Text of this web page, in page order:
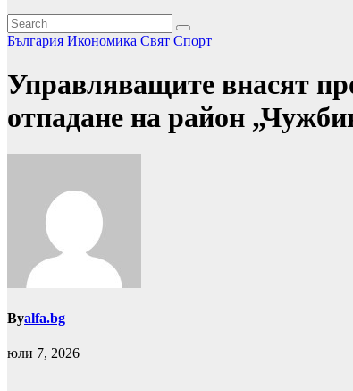
България Икономика Свят Спорт
Управляващите внасят
отпадане на район
Byalfa.bg
юли 7, 2026